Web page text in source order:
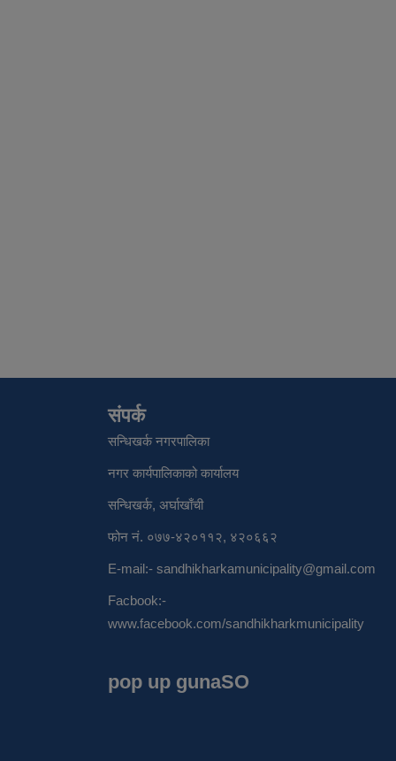
संपर्क
सन्धिखर्क नगरपालिका
नगर कार्यपालिकाको कार्यालय
सन्धिखर्क, अर्घाखाँची
फोन नं. ०७७-४२०११२, ४२०६६२
E-mail:- sandhikharkamunicipality@gmail.com
Facbook:-
www.facebook.com/sandhikharkmunicipality
pop up gunaSO